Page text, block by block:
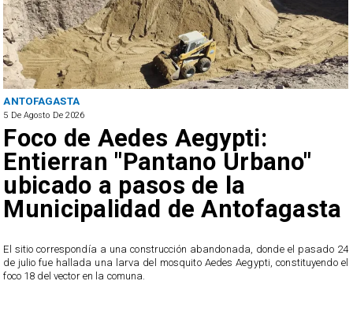
ANTOFAGASTA
5 De Agosto De 2026
Foco de Aedes Aegypti:
Entierran "Pantano Urbano"
ubicado a pasos de la
Municipalidad de Antofagasta
El sitio correspondía a una construcción abandonada, donde el pasado 24
de julio fue hallada una larva del mosquito Aedes Aegypti, constituyendo el
foco 18 del vector en la comuna.